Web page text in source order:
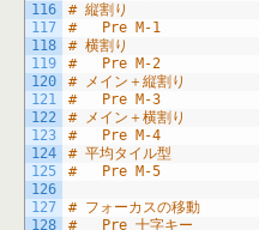
116
117
118
119
120
121
122
123
124
125
126
127
128
# 縦割り
#	Pre M-1
# 横割り
#	Pre M-2
# メイン＋縦割り
#	Pre M-3
# メイン＋横割り
#	Pre M-4
# 平均タイル型
#	Pre M-5
# フォーカスの移動
#	Pre 十字キー